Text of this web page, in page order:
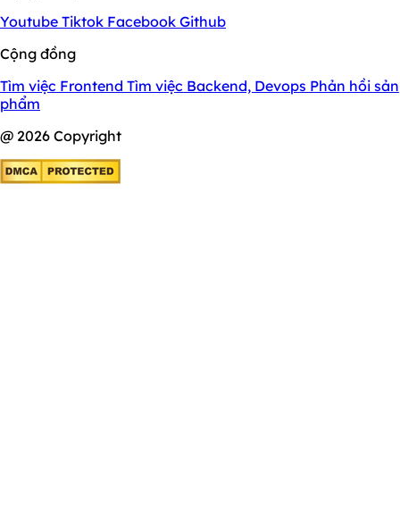
Youtube Tiktok Facebook Github
Cộng đồng
Tìm việc Frontend Tìm việc Backend, Devops Phản hồi sản
phẩm
@ 2026 Copyright